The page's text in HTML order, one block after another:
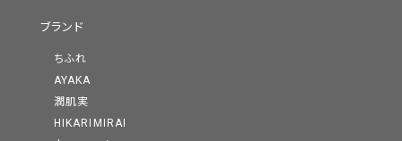
ブランド
ちふれ
AYAKA
潤肌実
HIKARIMIRAI